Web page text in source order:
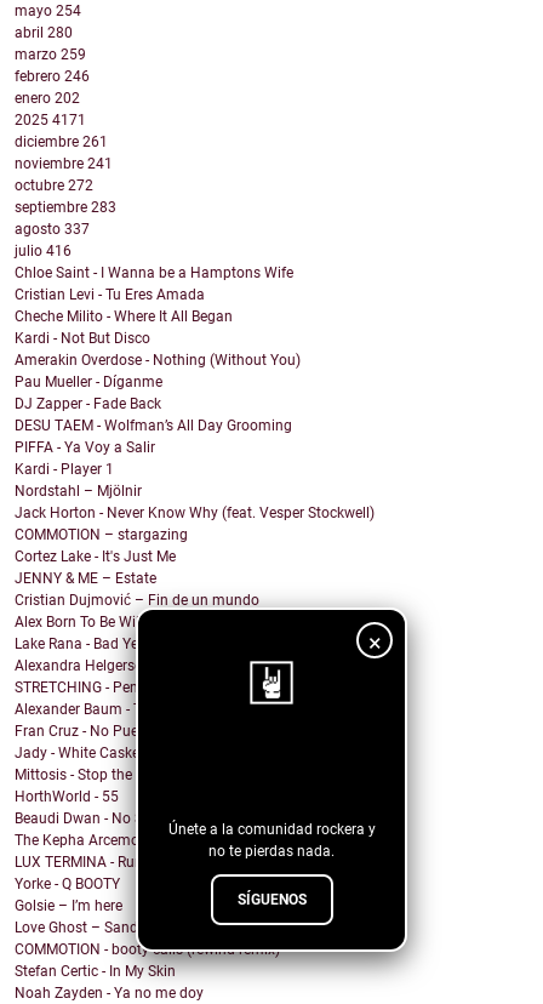
×
Únete a la comunidad rockera y
no te pierdas nada.
SÍGUENOS
mayo 254
abril 280
marzo 259
febrero 246
enero 202
2025 4171
diciembre 261
noviembre 241
octubre 272
septiembre 283
agosto 337
julio 416
Chloe Saint - I Wanna be a Hamptons Wife
Cristian Levi - Tu Eres Amada
Cheche Milito - Where It All Began
Kardi - Not But Disco
Amerakin Overdose - Nothing (Without You)
Pau Mueller - Díganme
DJ Zapper - Fade Back
DESU TAEM - Wolfman’s All Day Grooming
PIFFA - Ya Voy a Salir
Kardi - Player 1
Nordstahl – Mjölnir
Jack Horton - Never Know Why (feat. Vesper Stockwell)
COMMOTION – stargazing
Cortez Lake - It's Just Me
JENNY & ME – Estate
Cristian Dujmović – Fin de un mundo
Alex Born To Be Wild - Nice Girls
Lake Rana - Bad Year
Alexandra Helgerson - We're Never Going Out
STRETCHING - Pencil Me In
Alexander Baum - Träume
Fran Cruz - No Puedo
Jady - White Casket
Mittosis - Stop the questions
HorthWorld - 55
Beaudi Dwan - No Sense To Me
The Kepha Arcemont Experiment - Southern Boy
LUX TERMINA - Run Rabbit Run
Yorke - Q BOOTY
Golsie – I’m here
Love Ghost – Sandcastles
COMMOTION - booty calls (rewind remix)
Stefan Certic - In My Skin
Noah Zayden - Ya no me doy